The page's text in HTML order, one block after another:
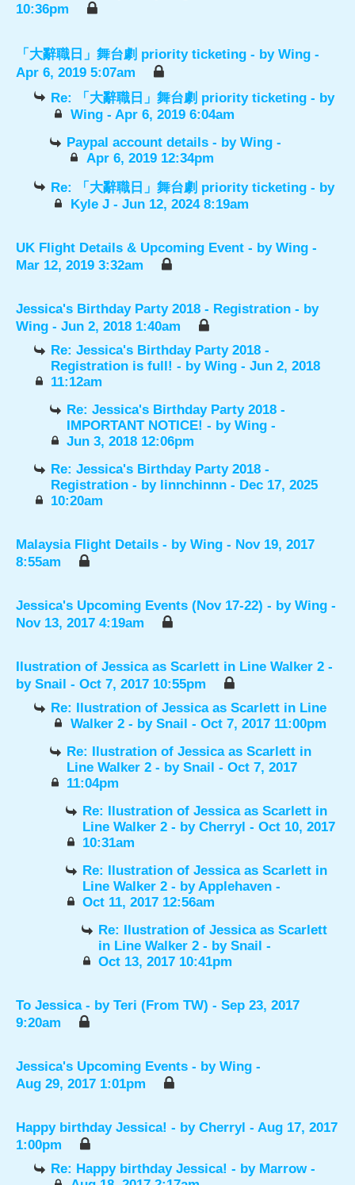
10:36pm
「大辭職日」舞台劇 priority ticketing - by Wing -
Apr 6, 2019 5:07am
Re: 「大辭職日」舞台劇 priority ticketing - by
Wing- Apr 6, 2019 6:04am
Paypal account details - byWing -
Apr 6, 2019 12:34pm
Re: 「大辭職日」舞台劇 priority ticketing - by
Kyle J- Jun 12, 2024 8:19am
UK Flight Details & Upcoming Event - by Wing -
Mar 12, 2019 3:32am
Jessica's Birthday Party 2018 - Registration - by
Wing - Jun 2, 2018 1:40am
Re: Jessica's Birthday Party 2018 -
Registration is full! - byWing - Jun 2, 2018
11:12am
Re: Jessica's Birthday Party 2018 -
IMPORTANT NOTICE! - byWing -
Jun 3, 2018 12:06pm
Re: Jessica's Birthday Party 2018 -
Registration - by linnchinnn - Dec 17, 2025
10:20am
Malaysia Flight Details - by Wing - Nov 19, 2017
8:55am
Jessica's Upcoming Events (Nov 17-22) - by Wing -
Nov 13, 2017 4:19am
Ilustration of Jessica as Scarlett in Line Walker 2 -
by Snail - Oct 7, 2017 10:55pm
Re: Ilustration of Jessica as Scarlett in Line
Walker 2 - by Snail - Oct 7, 2017 11:00pm
Re: Ilustration of Jessica as Scarlett in
Line Walker 2 - bySnail - Oct 7, 2017
11:04pm
Re: Ilustration of Jessica as Scarlett in
Line Walker 2 - byCherryl - Oct 10, 2017
10:31am
Re: Ilustration of Jessica as Scarlett in
Line Walker 2 - byApplehaven -
Oct 11, 2017 12:56am
Re: Ilustration of Jessica as Scarlett
in Line Walker 2 - bySnail -
Oct 13, 2017 10:41pm
To Jessica - by Teri (From TW) - Sep 23, 2017
9:20am
Jessica's Upcoming Events - by Wing -
Aug 29, 2017 1:01pm
Happy birthday Jessica! - by Cherryl - Aug 17, 2017
1:00pm
Re: Happy birthday Jessica! - by Marrow-